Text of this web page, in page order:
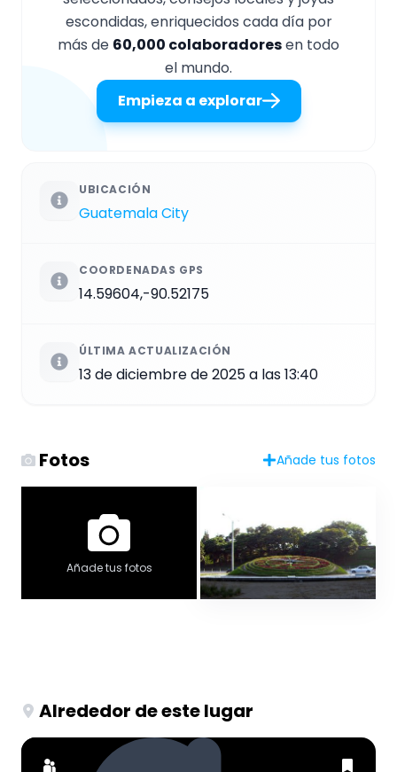
escondidas, enriquecidos cada día por
más de 60,000 colaboradoresen todo
el mundo.
Empieza a explorar
UBICACIÓN
Guatemala City
COORDENADAS GPS
14.59604,-90.52175
ÚLTIMA ACTUALIZACIÓN
13 de diciembre de 2025 a las 13:40
Fotos Añade tus fotos
Añade tus fotos
Alrededor de este lugar